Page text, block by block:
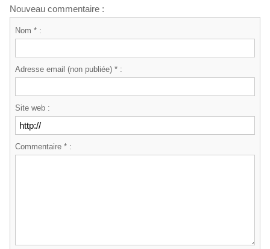
Nouveau commentaire :
Nom * :
Adresse email (non publiée) * :
Site web :
Commentaire * :